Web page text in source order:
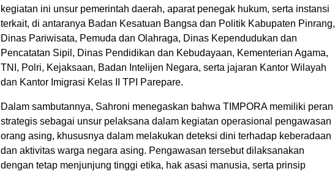
kegiatan ini unsur pemerintah daerah, aparat penegak hukum, serta instansi
terkait, di antaranya Badan Kesatuan Bangsa dan Politik Kabupaten Pinrang,
Dinas Pariwisata, Pemuda dan Olahraga, Dinas Kependudukan dan
Pencatatan Sipil, Dinas Pendidikan dan Kebudayaan, Kementerian Agama,
TNI, Polri, Kejaksaan, Badan Intelijen Negara, serta jajaran Kantor Wilayah
dan Kantor Imigrasi Kelas II TPI Parepare.
Dalam sambutannya, Sahroni menegaskan bahwa TIMPORA memiliki peran
strategis sebagai unsur pelaksana dalam kegiatan operasional pengawasan
orang asing, khususnya dalam melakukan deteksi dini terhadap keberadaan
dan aktivitas warga negara asing. Pengawasan tersebut dilaksanakan
dengan tetap menjunjung tinggi etika, hak asasi manusia, serta prinsip